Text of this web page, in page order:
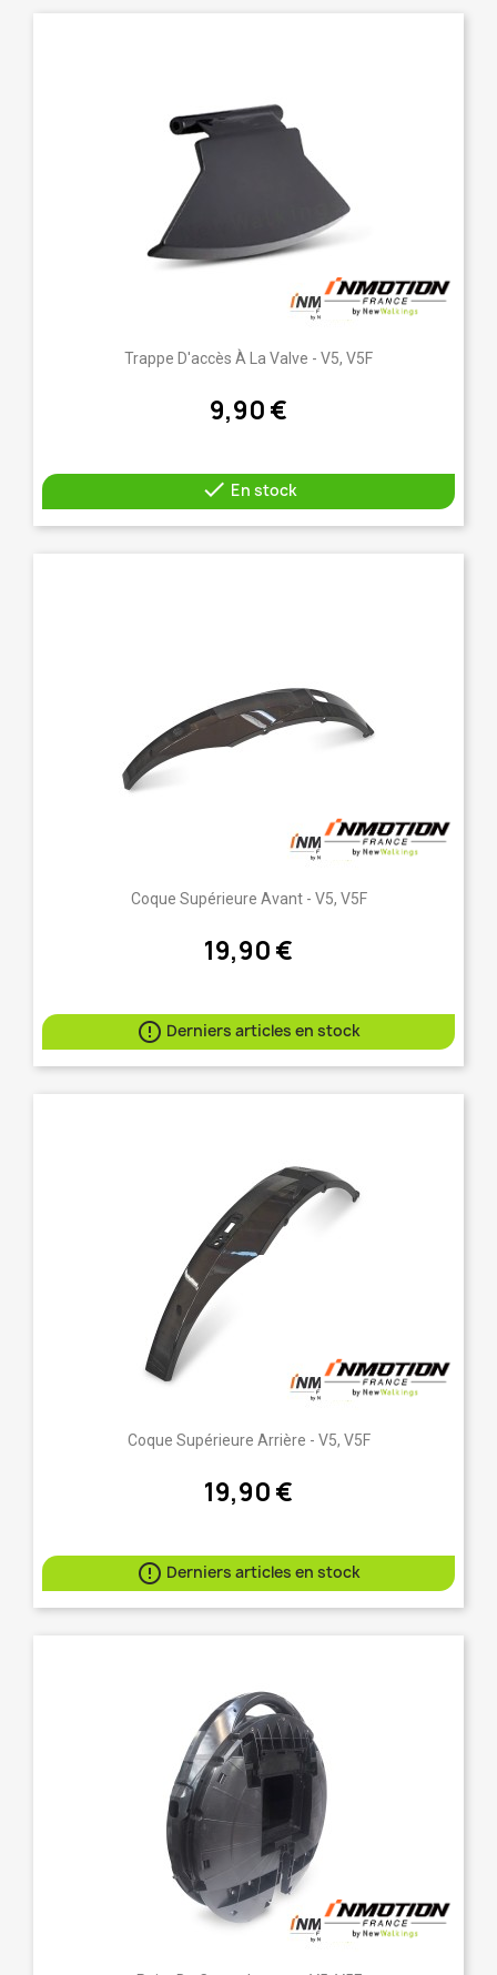
Trappe D'accès À La Valve - V5, V5F
9,90 €
 En stock
Coque Supérieure Avant - V5, V5F
19,90 €
 Derniers articles en stock
Coque Supérieure Arrière - V5, V5F
19,90 €
 Derniers articles en stock